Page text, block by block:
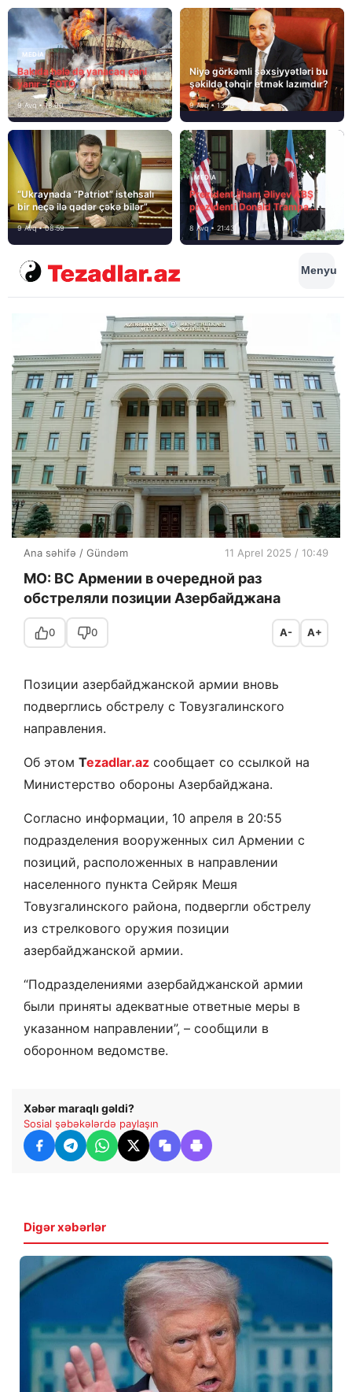
MEDİA
Bakıda hələ də yanacaq çəni
yanır – FOTO
9 Avq • 18:00
Niyə görkəmli şəxsiyyətləri bu
şəkildə təhqir etmək lazımdır?
9 Avq • 13:16
“Ukraynada “Patriot” istehsalı
bir neçə ilə qədər çəkə bilər”
9 Avq • 08:59
MEDİA
Prezident İlham Əliyev ABŞ
prezidenti Donald Trampa
məktubunda yazıb ki…
8 Avq • 21:43
Menyu
Ana səhifə / Gündəm 11 Aprel 2025 / 10:49
МО: ВС Армении в очередной раз
обстреляли позиции Азербайджана
0 0 A- A+
Позиции азербайджанской армии вновь
подверглись обстрелу с Товузгалинского
направления.
Об этом Tezadlar.az сообщает со ссылкой на
Министерство обороны Азербайджана.
Согласно информации, 10 апреля в 20:55
подразделения вооруженных сил Армении с
позиций, расположенных в направлении
населенного пункта Сейряк Мешя
Товузгалинского района, подвергли обстрелу
из стрелкового оружия позиции
азербайджанской армии.
“Подразделениями азербайджанской армии
были приняты адекватные ответные меры в
указанном направлении”, – сообщили в
оборонном ведомстве.
Xəbər maraqlı gəldi?
Sosial şəbəkələrdə paylaşın
Digər xəbərlər